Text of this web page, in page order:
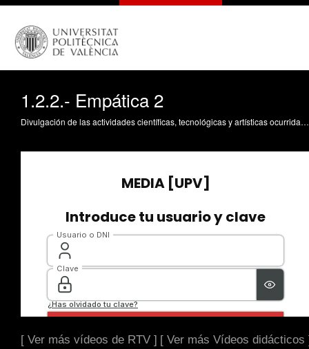
1.2.2.- Empática 2
Divulgación de las actividades científicas, tecnológicas y artísticas ocurridas en los tres campus de la UPV
[ Ver más vídeos de RTV ] [ Ver más Vídeos didácticos